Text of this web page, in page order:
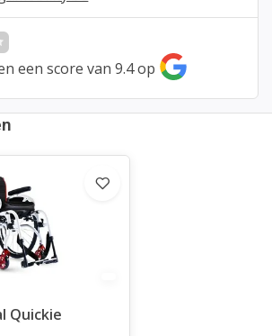
een score van 9.4 op
Quickie